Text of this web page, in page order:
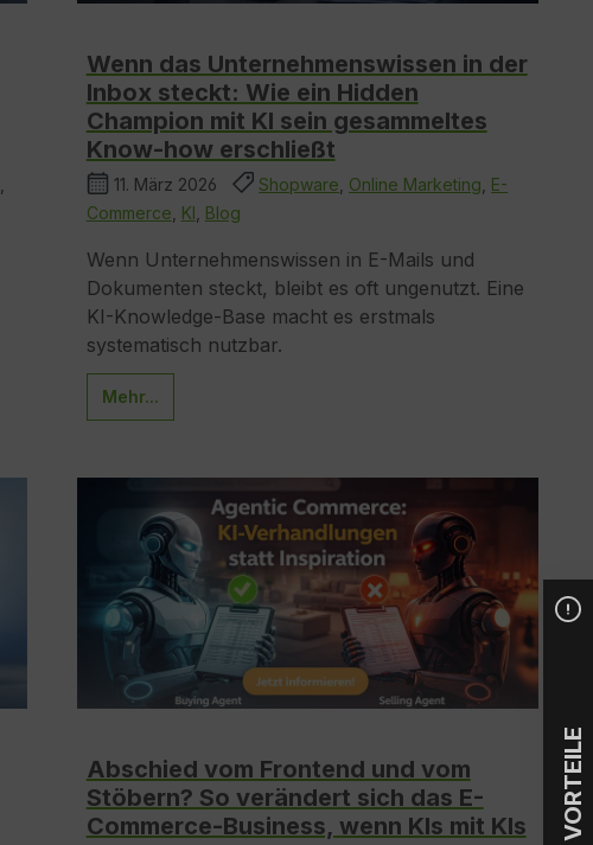
Wenn das Unternehmenswissen in der
Inbox steckt: Wie ein Hidden
Champion mit KI sein gesammeltes
Know-how erschließt
11. März 2026 Shopware Online Marketing E-
Commerce KI Blog
Wenn Unternehmenswissen in E-Mails und
Dokumenten steckt, bleibt es oft ungenutzt. Eine
KI-Knowledge-Base macht es erstmals
systematisch nutzbar.
Mehr...
Abschied vom Frontend und vom
Stöbern? So verändert sich das E-
Commerce-Business, wenn KIs mit KIs